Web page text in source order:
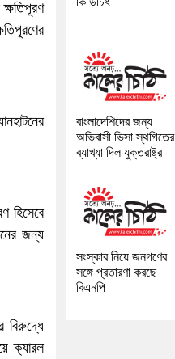
ক্ষতিপূরণ
হিসেবে
জন্য
বিরুদ্ধে
ক্যারল
বাংলাদেশিদের জন্য
অভিবাসী ভিসা স্থগিতের
ব্যাখ্যা দিল যুক্তরাষ্ট্র
সংস্কার নিয়ে জনগণের
সঙ্গে প্রতারণা করছে
বিএনপি